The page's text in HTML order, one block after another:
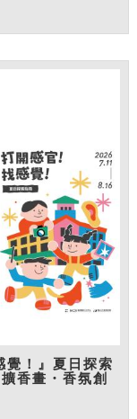
覺！』夏日探索
香畫・香氛創